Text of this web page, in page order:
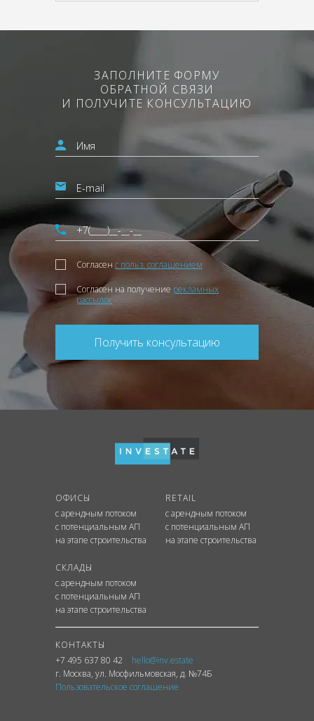
ЗАПОЛНИТЕ ФОРМУ
ОБРАТНОЙ СВЯЗИ
И ПОЛУЧИТЕ КОНСУЛЬТАЦИЮ
Согласен с польз. соглашением
Согласен на получение рекламных
рассылок
Получить консультацию
ОФИСЫ
с арендным потоком
с потенциальным АП
на этапе строительства
RETAIL
с арендным потоком
с потенциальным АП
на этапе строительства
СКЛАДЫ
с арендным потоком
с потенциальным АП
на этапе строительства
КОНТАКТЫ
+7 495 637 80 42
hello@inv.estate
г. Москва, ул. Мосфильмовская, д. №74Б
Пользовательское соглашение